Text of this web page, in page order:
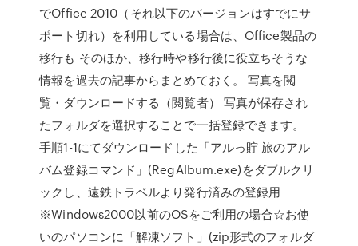
でOffice 2010（それ以下のバージョンはすでにサ
ポート切れ）を利用している場合は、Office製品の
移行も そのほか、移行時や移行後に役立ちそうな
情報を過去の記事からまとめておく。 写真を閲
覧・ダウンロードする（閲覧者） 写真が保存され
たフォルダを選択することで一括登録できます。
手順1-1にてダウンロードした「アルっ貯 旅のアル
バム登録コマンド」(RegAlbum.exe)をダブルクリ
ックし、遠鉄トラベルより発行済みの登録用
※Windows2000以前のOSをご利用の場合☆お使
いのパソコンに「解凍ソフト」(zip形式のフォルダ